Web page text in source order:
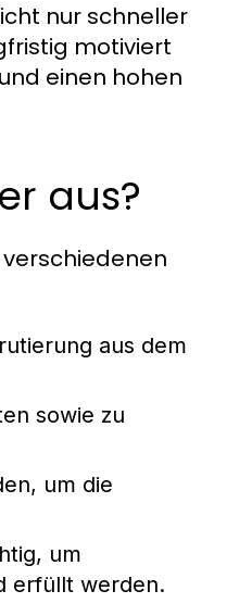
nur schneller
motiviert
einen hohen
aus?
aus dem
sowie zu
um die
um
erfüllt werden.